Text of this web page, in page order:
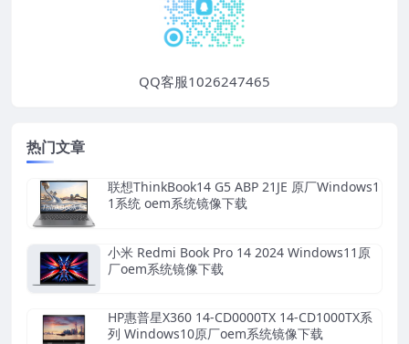
QQ客服1026247465
热门文章
联想ThinkBook14 G5 ABP 21JE 原厂Windows1
1系统 oem系统镜像下载
小米 Redmi Book Pro 14 2024 Windows11原
厂oem系统镜像下载
HP惠普星X360 14-CD0000TX 14-CD1000TX系
列 Windows10原厂oem系统镜像下载